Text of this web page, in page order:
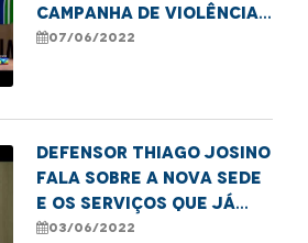
Campanha de Violência
contra os idosos
07/06/2022
Defensor Thiago Josino
fala sobre a nova sede
e os serviços que já
estão em
03/06/2022